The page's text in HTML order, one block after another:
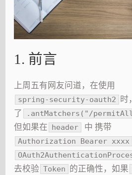
1. 前言
上周五有网友问道，在使用
spring-security-oauth2 时
了
.antMatchers("/
但如果在 header 中 携带
Authorization Bearer xxxx
去校验 Token 的正确性，如果